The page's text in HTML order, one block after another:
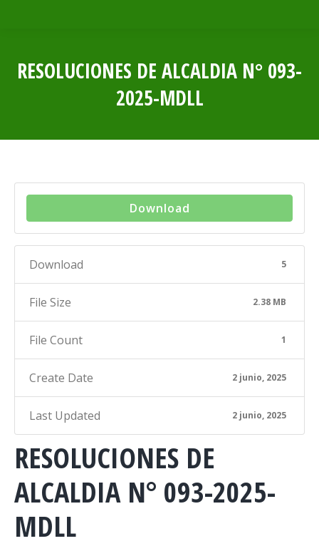
RESOLUCIONES DE ALCALDIA N° 093-
2025-MDLL
Download
Download 5
File Size 2.38 MB
File Count 1
Create Date 2 junio, 2025
Last Updated 2 junio, 2025
RESOLUCIONES DE
ALCALDIA N° 093-2025-
MDLL